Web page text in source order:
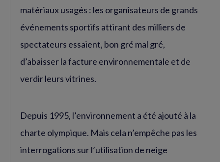
matériaux usagés : les organisateurs de grands
événements sportifs attirant des milliers de
spectateurs essaient, bon gré mal gré,
d’abaisser la facture environnementale et de
verdir leurs vitrines.
Depuis 1995, l’environnement a été ajouté à la
charte olympique. Mais cela n’empêche pas les
interrogations sur l’utilisation de neige